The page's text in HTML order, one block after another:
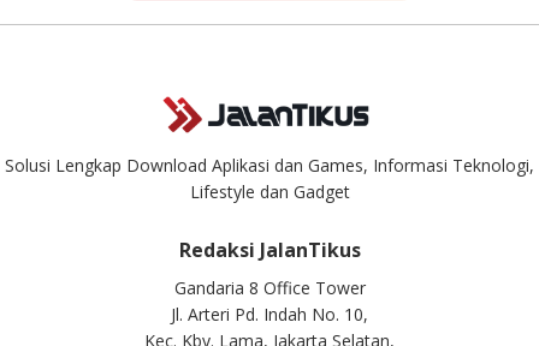
Solusi Lengkap Download Aplikasi dan Games, Informasi Teknologi,
Lifestyle dan Gadget
Redaksi JalanTikus
Gandaria 8 Office Tower
Jl. Arteri Pd. Indah No. 10,
Kec. Kby. Lama, Jakarta Selatan,